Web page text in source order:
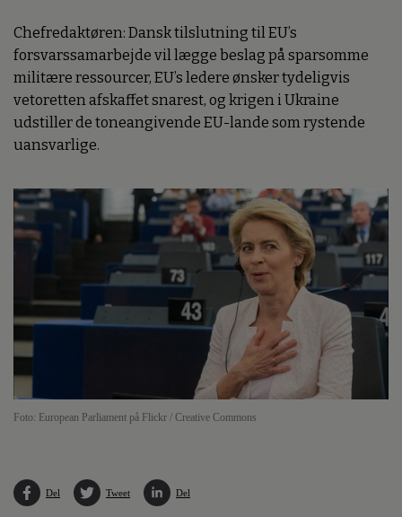
Chefredaktøren: Dansk tilslutning til EU’s
forsvarssamarbejde vil lægge beslag på sparsomme
militære ressourcer, EU’s ledere ønsker tydeligvis
vetoretten afskaffet snarest, og krigen i Ukraine
udstiller de toneangivende EU-lande som rystende
uansvarlige.
Foto: European Parliament på Flickr / Creative Commons
Del Tweet Del